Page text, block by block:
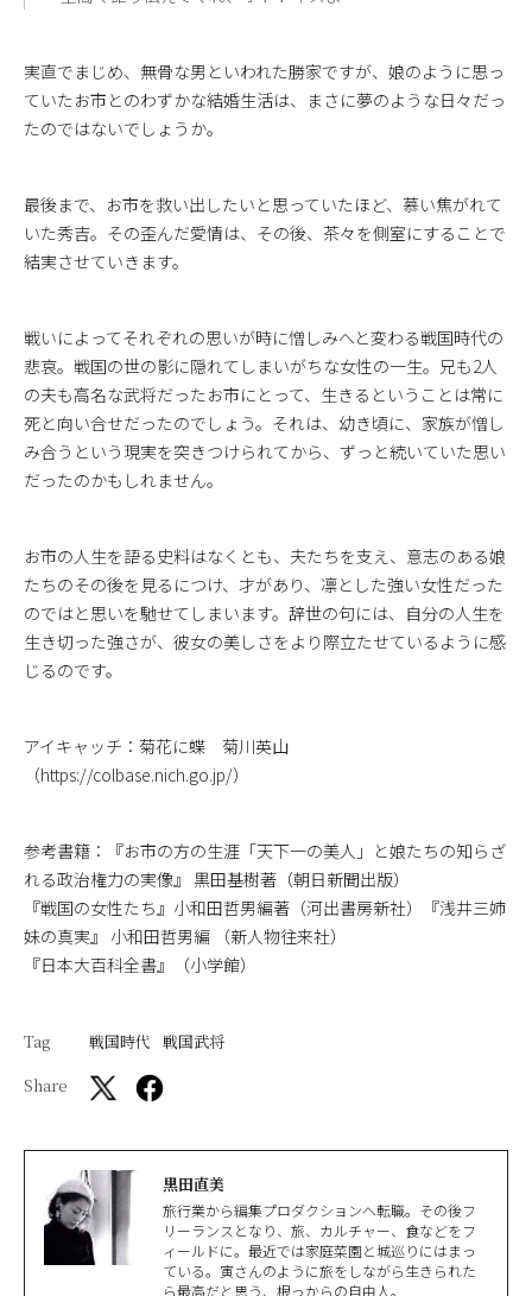
実直でまじめ、無骨な男といわれた勝家ですが、娘のように思っ
ていたお市とのわずかな結婚生活は、まさに夢のような日々だっ
たのではないでしょうか。
最後まで、お市を救い出したいと思っていたほど、慕い焦がれて
いた秀吉。その歪んだ愛情は、その後、茶々を側室にすることで
結実させていきます。
戦いによってそれぞれの思いが時に憎しみへと変わる戦国時代の
悲哀。戦国の世の影に隠れてしまいがちな女性の一生。兄も2人
の夫も高名な武将だったお市にとって、生きるということは常に
死と向い合せだったのでしょう。それは、幼き頃に、家族が憎し
み合うという現実を突きつけられてから、ずっと続いていた思い
だったのかもしれません。
お市の人生を語る史料はなくとも、夫たちを支え、意志のある娘
たちのその後を見るにつけ、才があり、凛とした強い女性だった
のではと思いを馳せてしまいます。辞世の句には、自分の人生を
生き切った強さが、彼女の美しさをより際立たせているように感
じるのです。
アイキャッチ：菊花に蝶 菊川英山
（https://colbase.nich.go.jp/）
参考書籍：『お市の方の生涯「天下一の美人」と娘たちの知らざ
れる政治権力の実像』 黒田基樹著（朝日新聞出版）
『戦国の女性たち』小和田哲男編著（河出書房新社）『浅井三姉
妹の真実』 小和田哲男編 （新人物往来社）
『日本大百科全書』（小学館）
Tag 戦国時代 戦国武将
Share
黒田直美
旅行業から編集プロダクションへ転職。その後フ
リーランスとなり、旅、カルチャー、食などをフ
ィールドに。最近では家庭菜園と城巡りにはまっ
ている。寅さんのように旅をしながら生きられた
ら最高だと思う、根っからの自由人。